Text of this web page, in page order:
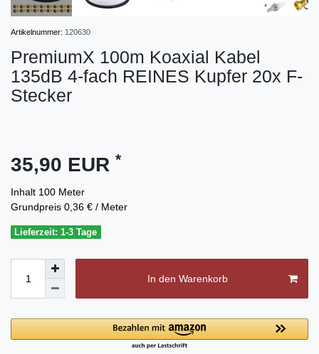
Artikelnummer: 120630
PremiumX 100m Koaxial Kabel
135dB 4-fach REINES Kupfer 20x F-
Stecker
35,90 EUR *
Inhalt 100 Meter
Grundpreis 0,36 € / Meter
Lieferzeit: 1-3 Tage
In den Warenkorb